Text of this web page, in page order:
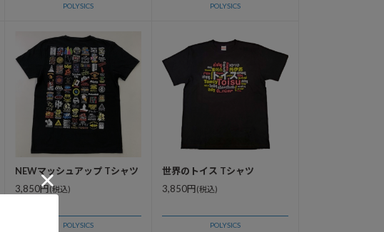
POLYSICS POLYSICS
NEWマッシュアップ Tシャツ
3,850円(税込)
POLYSICS
世界のトイス Tシャツ
3,850円(税込)
POLYSICS